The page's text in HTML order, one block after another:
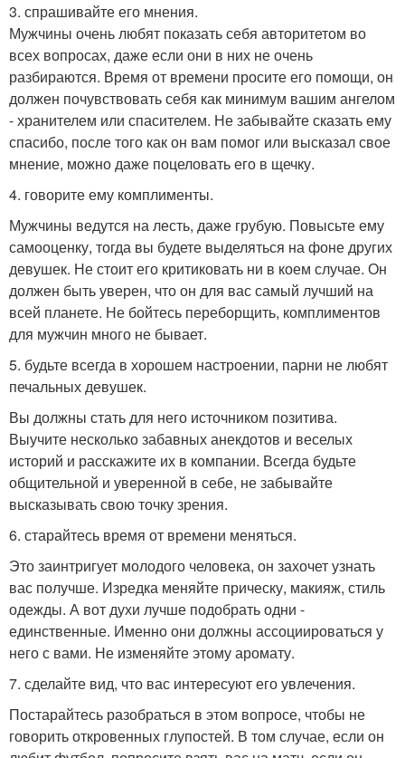
3. спрашивайте его мнения.
Мужчины очень любят показать себя авторитетом во
всех вопросах, даже если они в них не очень
разбираются. Время от времени просите его помощи, он
должен почувствовать себя как минимум вашим ангелом
- хранителем или спасителем. Не забывайте сказать ему
спасибо, после того как он вам помог или высказал свое
мнение, можно даже поцеловать его в щечку.
4. говорите ему комплименты.
Мужчины ведутся на лесть, даже грубую. Повысьте ему
самооценку, тогда вы будете выделяться на фоне других
девушек. Не стоит его критиковать ни в коем случае. Он
должен быть уверен, что он для вас самый лучший на
всей планете. Не бойтесь переборщить, комплиментов
для мужчин много не бывает.
5. будьте всегда в хорошем настроении, парни не любят
печальных девушек.
Вы должны стать для него источником позитива.
Выучите несколько забавных анекдотов и веселых
историй и расскажите их в компании. Всегда будьте
общительной и уверенной в себе, не забывайте
высказывать свою точку зрения.
6. старайтесь время от времени меняться.
Это заинтригует молодого человека, он захочет узнать
вас получше. Изредка меняйте прическу, макияж, стиль
одежды. А вот духи лучше подобрать одни -
единственные. Именно они должны ассоциироваться у
него с вами. Не изменяйте этому аромату.
7. сделайте вид, что вас интересуют его увлечения.
Постарайтесь разобраться в этом вопросе, чтобы не
говорить откровенных глупостей. В том случае, если он